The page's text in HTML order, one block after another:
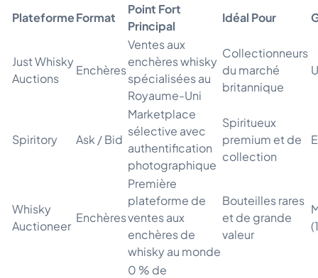
PlateformeFormat
Point Fort
Principal
Idéal Pour
Just Whisky
Auctions
Enchères
Ventes aux
enchères whisky
spécialisées au
Royaume-Uni
Collectionneurs
du marché
britannique
Spiritory Ask / Bid
Marketplace
sélective avec
authentification
photographique
Spiritueux
premium et de
collection
Whisky
Auctioneer
Enchères
Première
plateforme de
ventes aux
enchères de
whisky au monde
Bouteilles rares
et de grande
valeur
0 % de